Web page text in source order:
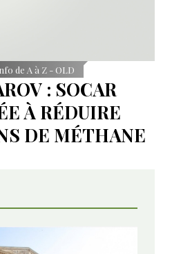
de A à Z - OLD
: SOCAR
À RÉDUIRE
DE MÉTHANE